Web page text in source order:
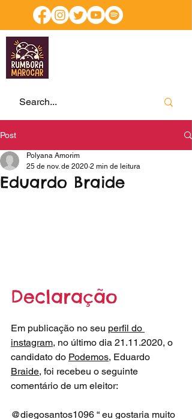
Post
Eduardo Braide
Polyana Amorim
25 de nov. de 2020 2 min de leitura
Declaração
Em publicação no seu perfil do
instagram, no último dia 21.11.2020, o
candidato do Podemos, Eduardo
Braide, foi recebeu o seguinte
comentário de um eleitor:
@diegosantos1096 “ eu gostaria muito